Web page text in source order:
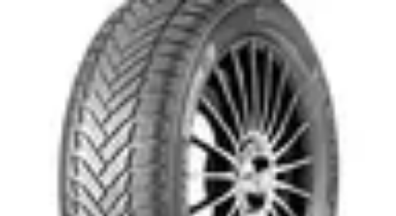
Tecnologia Utilitaria
Tendenze Salute e Benessere WearableStreaming e
Intrattenimento
Tecnologia Utilitaria